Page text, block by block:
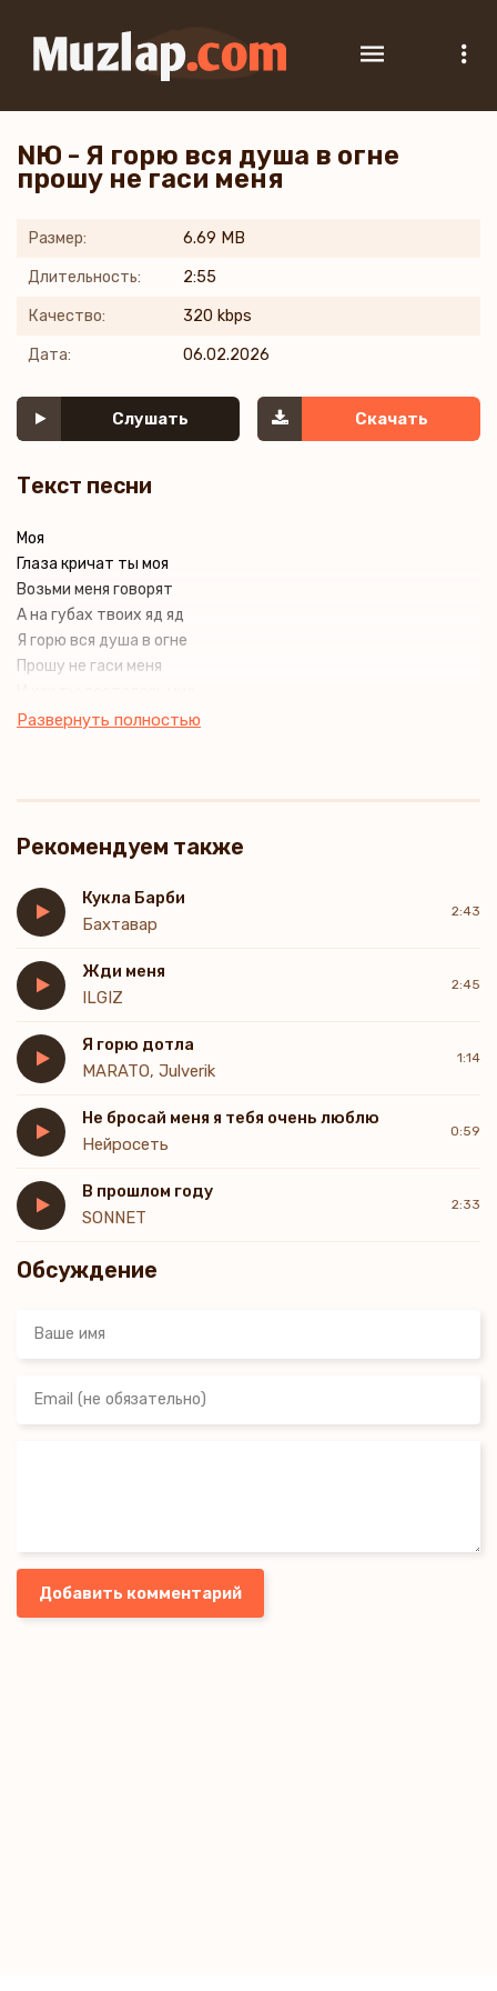
NЮ - Я горю вся душа в огне
прошу не гаси меня
Размер: 6.69 MB
Длительность: 2:55
Качество: 320 kbps
Дата: 06.02.2026
Слушать Скачать
Текст песни
Моя
Глаза кричат ты моя
Возьми меня говорят
А на губах твоих яд яд
Я горю вся душа в огне
Прошу не гаси меня
Такая красивая
Горю вся душа в огне
И как ты досталась мне
Такая красивая
Уйдешь от меня в туман
Шальная свободная
Я снова найду тебя там
Моя путеводная
Моя моя моя моя
Такая красивая
Моя моя моя моя
Развернуть полностью
Рекомендуем также
Кукла Барби
Бахтавар
2:43
Жди меня
ILGIZ
2:45
Я горю дотла
MARATO, Julverik
1:14
Не бросай меня я тебя очень люблю
Нейросеть
0:59
В прошлом году
SONNET
2:33
Обсуждение
Добавить комментарий